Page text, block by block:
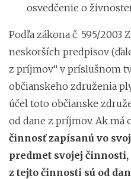
osvedčenie o
Podľa zákona č. 595/2003
neskorších predpisov
z príjmov“ v príslušnom
občianskeho združenia
účel toto občianske
od dane z príjmov. Ak má
činnosť zapísanú vo
predmet svojej
z tejto činnosti sú od